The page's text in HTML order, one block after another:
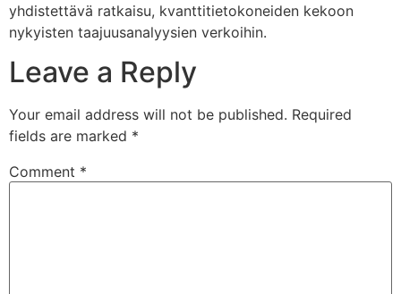
yhdistettävä ratkaisu, kvanttitietokoneiden kekoon
nykyisten taajuusanalyysien verkoihin.
Leave a Reply
Your email address will not be published. Required
fields are marked *
Comment *